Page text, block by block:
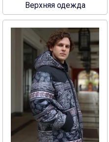
Верхняя одежда